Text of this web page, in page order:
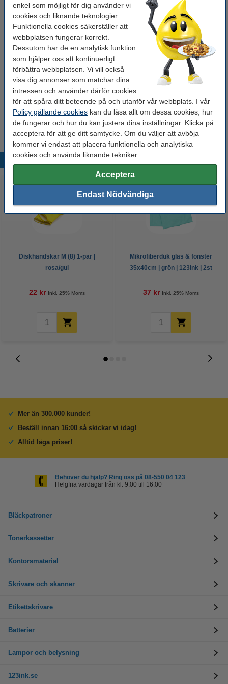
enkel som möjligt för dig använder vi
cookies och liknande teknologier.
Funktionella cookies säkerställer att
webbplatsen fungerar korrekt.
Dessutom har de en analytisk funktion
som hjälper oss att kontinuerligt
förbättra webbplatsen. Vi vill också
visa dig annonser som matchar dina
intressen och använder därför cookies
för att spåra ditt beteende på och utanför vår webbplats. I vår
Policy gällande cookies kan du läsa allt om dessa cookies, hur
de fungerar och hur du kan justera dina inställningar. Klicka på
acceptera för att ge ditt samtycke. Om du väljer att avböja
kommer vi endast att placera funktionella och analytiska
cookies och använda liknande tekniker.
Acceptera
Endast Nödvändiga
Glöm inte att beställa!
Mikrofiberduk glas & fönster 35x40cm | grön |
123ink | 2st
Fönsterskrapa 35cm rostfritt stål | 123ink
Extra information
Säkerhetsdatablad
Diskhandskar M (8) 1-par |
rosa/gul
22 kr Inkl. 25% Moms
Mikrofiberduk glas & fönster
35x40cm | grön | 123ink | 2st
37 kr Inkl. 25% Moms
Mer än 300.000 kunder!
Beställ innan 16:00 så skickar vi idag!
Alltid låga priser!
Behöver du hjälp? Ring oss på 08-550 04 123
Helgfria vardagar från kl. 9:00 till 16:00
Bläckpatroner
Tonerkassetter
Kontorsmaterial
Skrivare och skanner
Etikettskrivare
Batterier
Lampor och belysning
123ink.se